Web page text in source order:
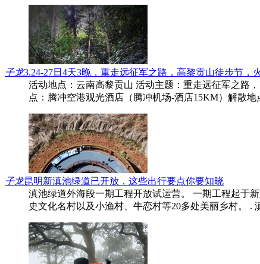
子龙3.24-27日4天3晚，重走远征军之路，高黎贡山徒步节，
活动地点：云南高黎贡山 活动主题：重走远征军之路
点：腾冲空港观光酒店（腾冲机场-酒店15KM）解散
子龙昆明新滇池绿道已开放，这些出行要点你要知晓
滇池绿道外海段一期工程开放试运营。 一期工程起于
史文化名村以及小渔村、牛恋村等20多处美丽乡村。